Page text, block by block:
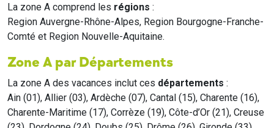
La zone A comprend les régions :
Region Auvergne-Rhône-Alpes, Region Bourgogne-Franche-
Comté et Region Nouvelle-Aquitaine.
Zone A par Départements
La zone A des vacances inclut ces départements :
Ain (01), Allier (03), Ardèche (07), Cantal (15), Charente (16),
Charente-Maritime (17), Corrèze (19), Côte-d’Or (21), Creuse